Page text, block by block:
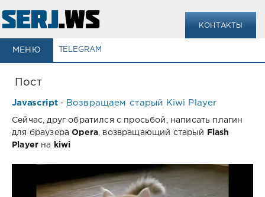
КОНТАКТЫ
МЕНЮ TELEGRAM
Пост
Javascript- Возвращаем старый Kiwi Player
Сейчас, друг обратился с просьбой, написать плагин
для браузераOpera, возвращающий старый
Flash
Player на kiwi